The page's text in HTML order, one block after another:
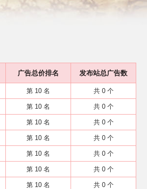
广告总价排名 发布站总广告数
第 10 名 共 0 个
第 10 名 共 0 个
第 10 名 共 0 个
第 10 名 共 0 个
第 10 名 共 0 个
第 10 名 共 0 个
第 10 名 共 0 个